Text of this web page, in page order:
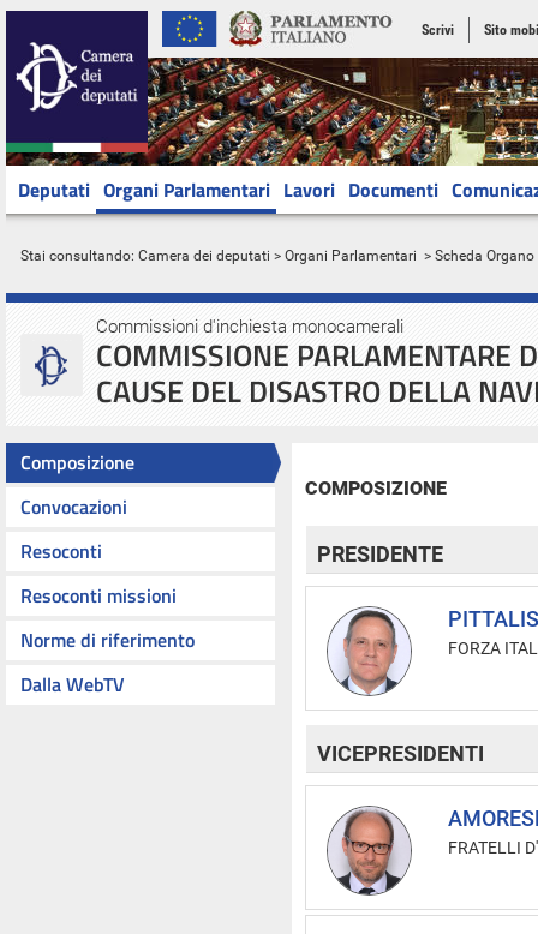
Scrivi Sito
Deputati Organi Parlamentari Lavori Documenti
Stai consultando: Camera dei deputati > Organi Parlamentari > Scheda Organo
Commissioni d'inchiesta monocamerali
COMMISSIONE PARLAMENTARE
CAUSE DEL DISASTRO DELLA
Composizione
Convocazioni
Resoconti
Resoconti missioni
Norme di riferimento
Dalla WebTV
COMPOSIZIONE
PRESIDENTE
FORZA
VICEPRESIDENTI
FRATELLI